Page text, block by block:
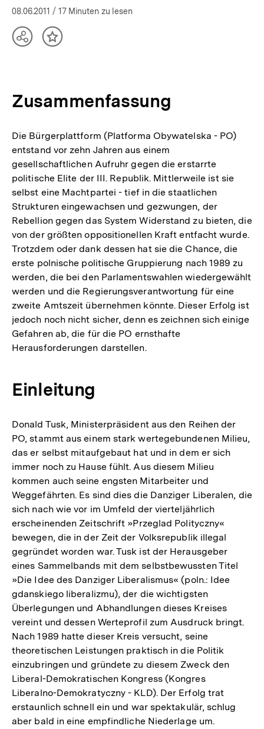
08.06.2011 / 17 Minuten zu lesen
TeilenInhalt
Zusammenfassung
Die Bürgerplattform (Platforma Obywatelska - PO)
entstand vor zehn Jahren aus einem
gesellschaftlichen Aufruhr gegen die erstarrte
politische Elite der III. Republik. Mittlerweile ist sie
selbst eine Machtpartei - tief in die staatlichen
Strukturen eingewachsen und gezwungen, der
Rebellion gegen das System Widerstand zu bieten, die
von der größten oppositionellen Kraft entfacht wurde.
Trotzdem oder dank dessen hat sie die Chance, die
erste polnische politische Gruppierung nach 1989 zu
werden, die bei den Parlamentswahlen wiedergewählt
werden und die Regierungsverantwortung für eine
zweite Amtszeit übernehmen könnte. Dieser Erfolg ist
jedoch noch nicht sicher, denn es zeichnen sich einige
Gefahren ab, die für die PO ernsthafte
Herausforderungen darstellen.
Einleitung
Donald Tusk, Ministerpräsident aus den Reihen der
PO, stammt aus einem stark wertegebundenen Milieu,
das er selbst mitaufgebaut hat und in dem er sich
immer noch zu Hause fühlt. Aus diesem Milieu
kommen auch seine engsten Mitarbeiter und
Weggefährten. Es sind dies die Danziger Liberalen, die
sich nach wie vor im Umfeld der vierteljährlich
erscheinenden Zeitschrift »Przeglad Polityczny«
bewegen, die in der Zeit der Volksrepublik illegal
gegründet worden war. Tusk ist der Herausgeber
eines Sammelbands mit dem selbstbewussten Titel
»Die Idee des Danziger Liberalismus« (poln.: Idee
gdanskiego liberalizmu), der die wichtigsten
Überlegungen und Abhandlungen dieses Kreises
vereint und dessen Werteprofil zum Ausdruck bringt.
Nach 1989 hatte dieser Kreis versucht, seine
theoretischen Leistungen praktisch in die Politik
einzubringen und gründete zu diesem Zweck den
Liberal-Demokratischen Kongress (Kongres
Liberalno-Demokratyczny - KLD). Der Erfolg trat
erstaunlich schnell ein und war spektakulär, schlug
aber bald in eine empfindliche Niederlage um.